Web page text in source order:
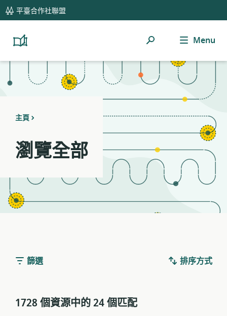
global
navigation
平臺合作社聯盟
Platform
Resource
搜
Menu
主頁
瀏覽全部
篩選 排序方式
1728 個資源中的 24 個匹配
filters
Resource